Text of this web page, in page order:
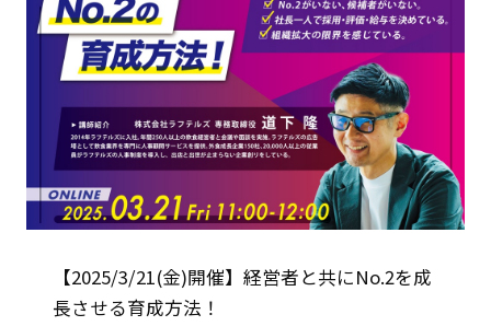
【2025/3/21(金)開催】経営者と共にNo.2を成
長させる育成方法！